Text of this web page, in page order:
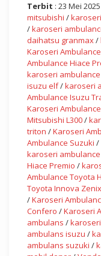
Terbit : 23 Mei
mitsubishi /
/karoseri
daihatsu granmax/
Karoseri
Ambulance Hiace
karoseri
isuzu elf/karoseri
Ambulance Isuzu
Karoseri
Mitsubishi L300/
triton /Karoseri
Ambulance Suzuki /
karoseri
Hiace Premio /
Ambulance Toyota
Toyota Innova Zenix
/Karoseri
Confero /Karoseri
ambulans /
ambulans isuzu /
ambulans suzuki /